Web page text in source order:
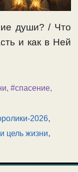
души? / Что
и как в Ней
, #спасение,
2026,
цель жизни,